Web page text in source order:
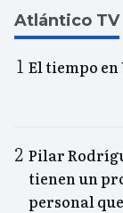
Atlántico TV
El tiempo en
Pilar
tienen un
personal